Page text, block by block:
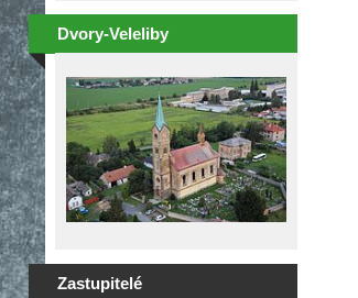
Dvory-Veleliby
Zastupitelé